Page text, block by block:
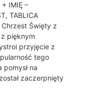
+ IMIĘ –
TABLICA
Święty z
z pięknym
przyjęcie z
tego
na
zaczerpnięty